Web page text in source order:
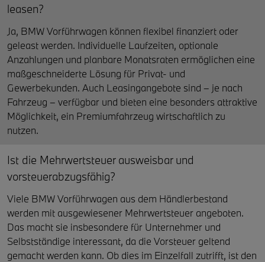
leasen?
Ja, BMW Vorführwagen können flexibel finanziert oder
geleast werden. Individuelle Laufzeiten, optionale
Anzahlungen und planbare Monatsraten ermöglichen eine
maßgeschneiderte Lösung für Privat- und
Gewerbekunden. Auch Leasingangebote sind – je nach
Fahrzeug – verfügbar und bieten eine besonders attraktive
Möglichkeit, ein Premiumfahrzeug wirtschaftlich zu
nutzen.
Ist die Mehrwertsteuer ausweisbar und
vorsteuerabzugsfähig?
Viele BMW Vorführwagen aus dem Händlerbestand
werden mit ausgewiesener Mehrwertsteuer angeboten.
Das macht sie insbesondere für Unternehmer und
Selbstständige interessant, da die Vorsteuer geltend
gemacht werden kann. Ob dies im Einzelfall zutrifft, ist den